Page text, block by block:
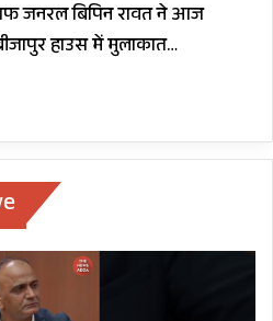
जनरल बिपिन रावत ने आज
हाउस में मुलाकात…